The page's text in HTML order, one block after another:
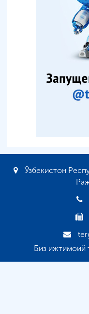
Ўзбекистон
Биз ижтимоий